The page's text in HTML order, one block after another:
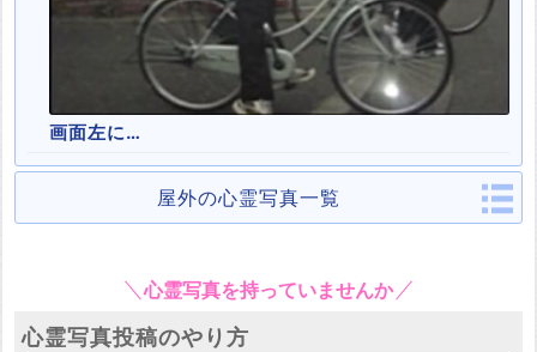
画面左に…
屋外の心霊写真一覧
心霊写真を持っていませんか
心霊写真投稿のやり方